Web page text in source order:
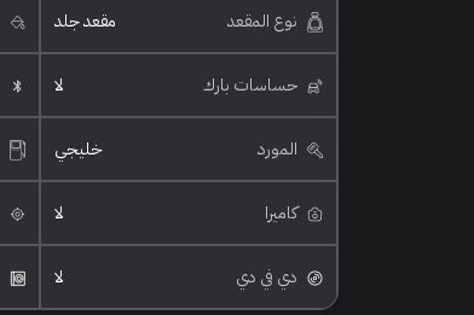
نوع المقعد مقعد جلد
حساسات بارك لا
المورد خليجي
كاميرا لا
دي في دي لا